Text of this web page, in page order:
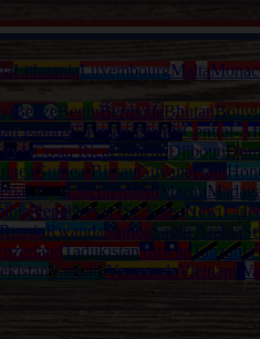
LithuaniaLuxembourgMalta
BelizeBeninBermudaBhutan
islandsCayman IslandsCentral-
Costa RicaCuracaoDjibouti
Guinea-BissauGuyanaHaiti
LibyaLiechtenstein Macau
NepalNevis (St. Kitts)New
RussiaRwandaSamoaSaudi Arabia
TadjikistanTaiwanTanzania
VanuatuVenezuelaVietnam